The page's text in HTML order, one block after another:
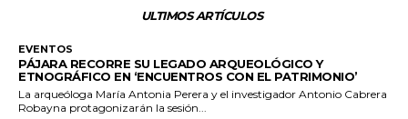
ULTIMOS ARTÍCULOS
EVENTOS
PÁJARA RECORRE SU LEGADO ARQUEOLÓGICO Y
ETNOGRÁFICO EN ‘ENCUENTROS CON EL PATRIMONIO’
La arqueóloga María Antonia Perera y el investigador Antonio Cabrera
Robayna protagonizarán la sesión...